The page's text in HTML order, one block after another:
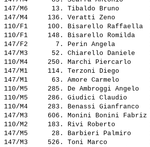
147/M6      13. Tibaldo Bruno
147/M4     136. Veratti Zeno
110/F1     100. Bisarello Raffaella
110/F1     148. Bisarello Romilda
147/F2       7. Perin Angela
147/M3      52. Chiarello Daniele
110/M4     250. Marchi Piercarlo
147/M1     114. Terzoni Diego
147/M1      63. Amore Carmelo
110/M5     285. De Ambroggi Angelo
110/M5     286. Giudici Claudio
110/M4     283. Benassi Gianfranco
147/M3     606. Monini Bonini Fabriz
110/M2     183. Rivi Roberto
147/M5      28. Barbieri Palmiro
147/M3     526. Toni Marco